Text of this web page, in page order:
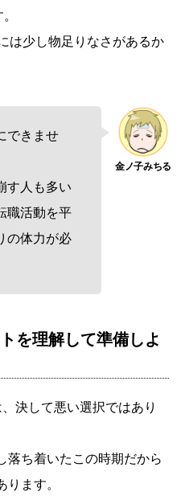
は少し物足りなさがあるか
できませ
す人も多い
職活動を平
の体力が必
を理解して準備しよ
決して悪い選択ではあり
落ち着いたこの時期だから
ります。